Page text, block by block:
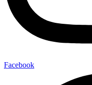
Facebook